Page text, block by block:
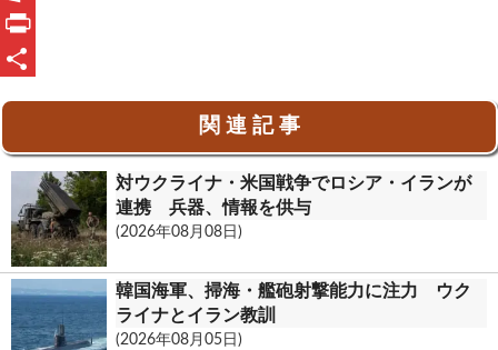
e
b
n
e
m
a
O
u
.
P
関 連 記 事
対ウクライナ・米国戦争でロシア・イランが
連携 兵器、情報を供与
(2026年08月08日)
韓国海軍、掃海・艦砲射撃能力に注力 ウク
ライナとイラン教訓
(2026年08月05日)